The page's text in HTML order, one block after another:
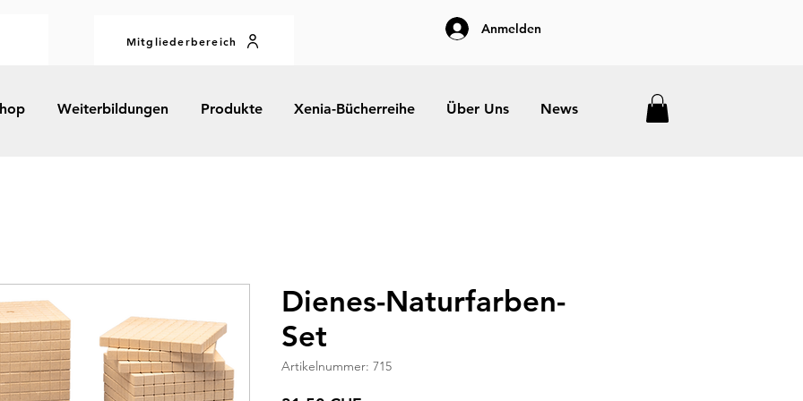
Mitgliederbereich
Anmelden
Weiterbildungen Produkte Xenia-Bücherreihe Über Uns News
Dienes-Naturfarben-
Set
Artikelnummer: 715